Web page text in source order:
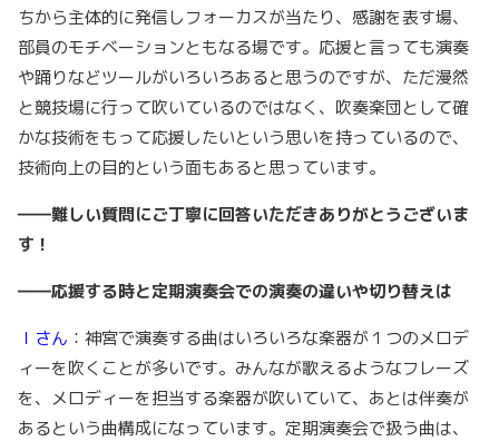
ちから主体的に発信しフォーカスが当たり、感謝を表す場、
部員のモチベーションともなる場です。応援と言っても演奏
や踊りなどツールがいろいろあると思うのですが、ただ漫然
と競技場に行って吹いているのではなく、吹奏楽団として確
かな技術をもって応援したいという思いを持っているので、
技術向上の目的という面もあると思っています。
――難しい質問にご丁寧に回答いただきありがとうございま
す！
――応援する時と定期演奏会での演奏の違いや切り替えは
Ｉさん ：神宮で演奏する曲はいろいろな楽器が１つのメロデ
ィーを吹くことが多いです。みんなが歌えるようなフレーズ
を、メロディーを担当する楽器が吹いていて、あとは伴奏が
あるという曲構成になっています。定期演奏会で扱う曲は、